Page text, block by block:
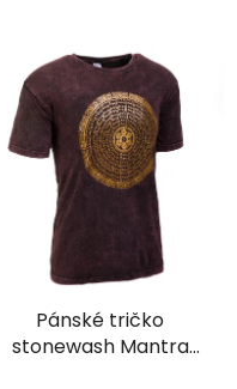
Pánské tričko
stonewash Mantra